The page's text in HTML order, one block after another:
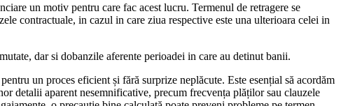
un motiv pentru care fac acest lucru. Termenul de retragere se
contractuale, in cazul in care ziua respective este una ulterioara celei in
dar si dobanzile aferente perioadei in care au detinut banii.
un proces eficient și fără surprize neplăcute. Este esențial să acordăm
detalii aparent nesemnificative, precum frecvența plăților sau clauzele